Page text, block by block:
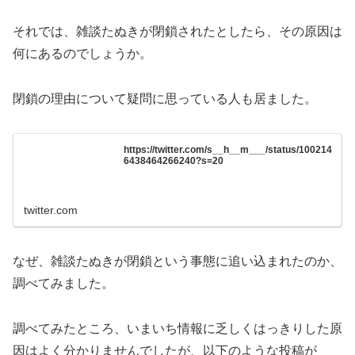
それでは、雑談たぬきが閉鎖されたとしたら、その原因は
何にあるのでしょうか。
閉鎖の理由について疑問に思っている人も居ました。
https://twitter.com/s__h__m___/status/100214
6438464266240?s=20
twitter.com
なぜ、雑談たぬきが閉鎖という事態に追い込まれたのか、
調べてみました。
調べてみたところ、いまいち情報に乏しくはっきりした原
因はよく分かりませんでしたが、以下のような投稿が